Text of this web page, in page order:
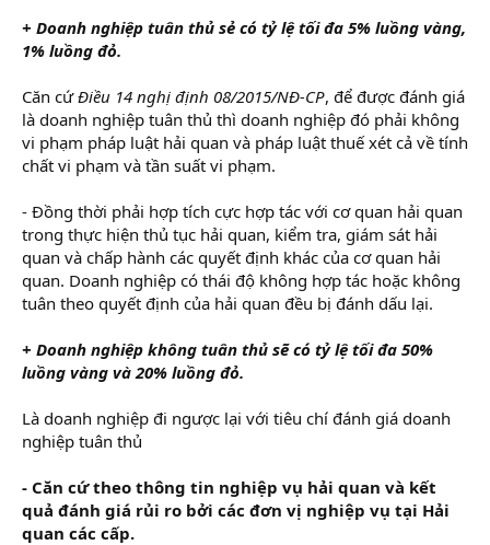
+ Doanh nghiệp tuân thủ sẻ có tỷ lệ tối đa 5% luồng vàng,
1% luồng đỏ.
Căn cứĐiều 14 nghị định 08/2015/NĐ-CP, để được đánh giá
là doanh nghiệp tuân thủ thì doanh nghiệp đó phải không
vi phạm pháp luật hải quan và pháp luật thuế xét cả về tính
chất vi phạm và tần suất vi phạm.
- Đồng thời phải hợp tích cực hợp tác với cơ quan hải quan
trong thực hiện thủ tục hải quan, kiểm tra, giám sát hải
quan và chấp hành các quyết định khác của cơ quan hải
quan. Doanh nghiệp có thái độ không hợp tác hoặc không
tuân theo quyết định của hải quan đều bị đánh dấu lại.
+ Doanh nghiệp không tuân thủ sẽ có tỷ lệ tối đa 50%
luồng vàng và 20% luồng đỏ.
Là doanh nghiệp đi ngược lại với tiêu chí đánh giá doanh
nghiệp tuân thủ
- Căn cứ theo thông tin nghiệp vụ hải quan và kết
quả đánh giá rủi ro bởi các đơn vị nghiệp vụ tại Hải
quan các cấp.